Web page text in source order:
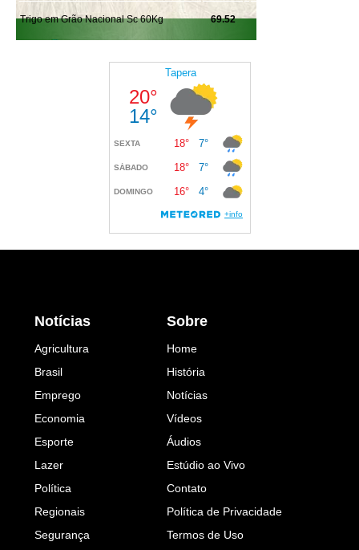
Notícias
Agricultura
Brasil
Emprego
Economia
Esporte
Lazer
Política
Regionais
Segurança
Sobre
Home
História
Notícias
Vídeos
Áudios
Estúdio ao Vivo
Contato
Política de Privacidade
Termos de Uso